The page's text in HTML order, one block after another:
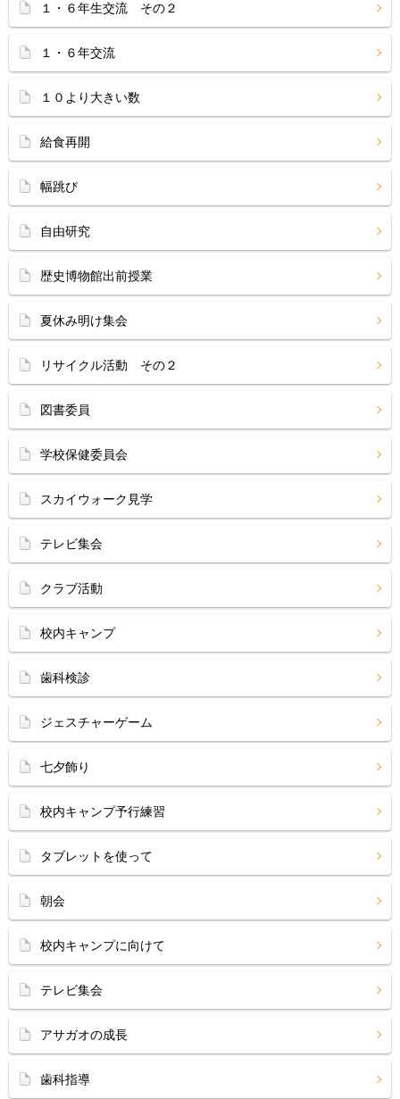
１・６年生交流 その２
１・６年交流
１０より大きい数
給食再開
幅跳び
自由研究
歴史博物館出前授業
夏休み明け集会
リサイクル活動 その２
図書委員
学校保健委員会
スカイウォーク見学
テレビ集会
クラブ活動
校内キャンプ
歯科検診
ジェスチャーゲーム
七夕飾り
校内キャンプ予行練習
タブレットを使って
朝会
校内キャンプに向けて
テレビ集会
アサガオの成長
歯科指導